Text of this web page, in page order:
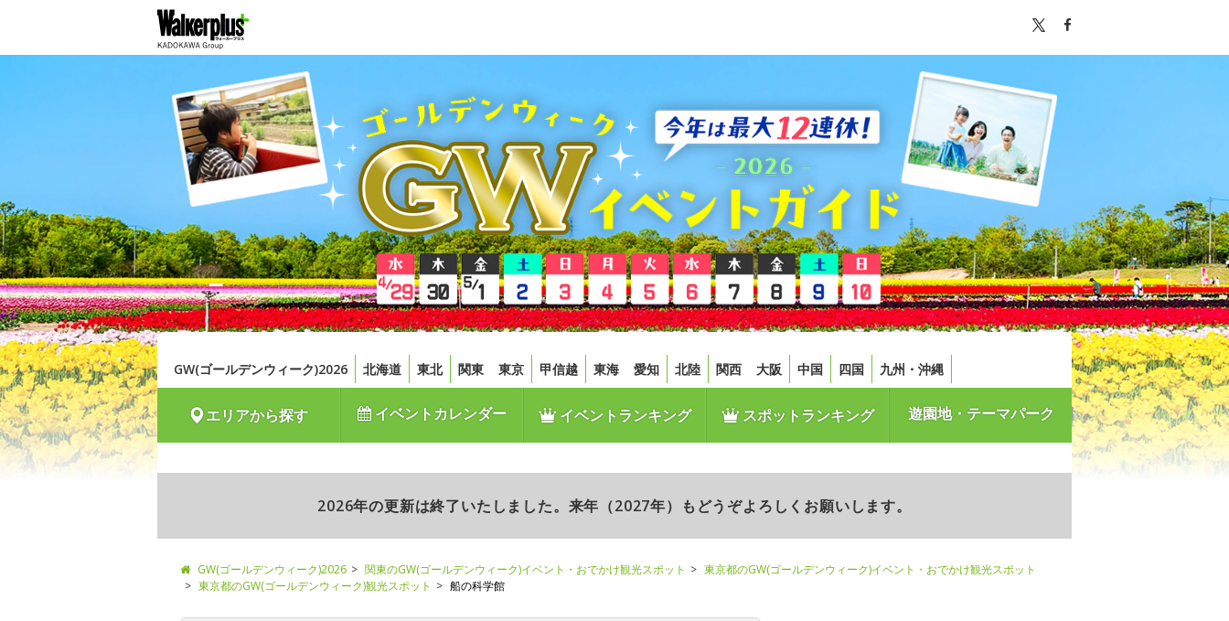
GW(ゴールデンウィーク)2026 北海道 東北 関東 東京 甲信越 東海 愛知 北陸 関西 大阪 中国 四国 九州・沖縄
エリアから探す イベントカレンダー イベントランキング スポットランキング 遊園地・テーマパーク
2026年の更新は終了いたしました。来年（2027年）もどうぞよろしくお願いします。
GW(ゴールデンウィーク)2026 関東のGW(ゴールデンウィーク)イベント・おでかけ観光スポット
東京都のGW(ゴールデンウィーク)イベント・おでかけ観光スポット
東京都のGW(ゴールデンウィーク)観光スポット
船の科学館